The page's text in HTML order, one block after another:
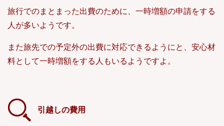
旅行でのまとまった出費のために、一時増額の申請をする
人が多いようです。
また旅先での予定外の出費に対応できるようにと、安心材
料として一時増額をする人もいるようですよ。
引越しの費用